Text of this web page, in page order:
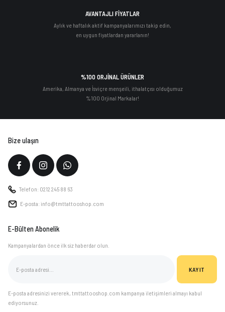
AVANTAJLI FİYATLAR
Aylık ve haftalık aktif kampanyalarımızı takip edin,
en uygun fiyatlardan yararlanın!
%100 ORJİNAL ÜRÜNLER
Amerika, Almanya ve İsviçre menşeili, ithalatçısı olduğumuz
%100 Orjinal Markalar!
Bize ulaşın
Telefon: 0212 245 88 63
E-posta: info@tmttattooshop.com
E-Bülten Abonelik
Kampanyalardan önce ilk siz haberdar olun.
KAYIT
E-posta adresinizi vererek, tmttattooshop.com kampanya iletişimleri almayı kabul
ediyorsunuz.